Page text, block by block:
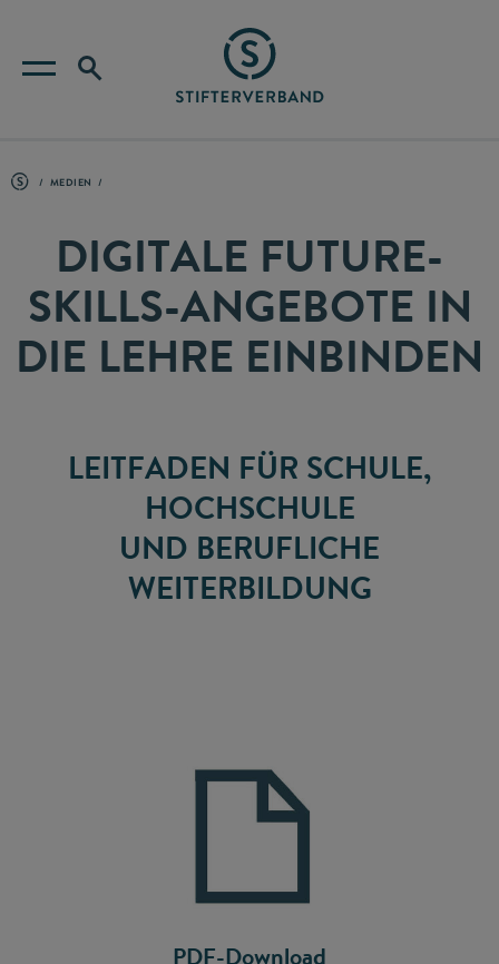
MEDIEN
DIGITALE FUTURE-
SKILLS-ANGEBOTE IN
DIE LEHRE EINBINDEN
LEITFADEN FÜR SCHULE,
HOCHSCHULE
UND BERUFLICHE
WEITERBILDUNG
PDF-Download